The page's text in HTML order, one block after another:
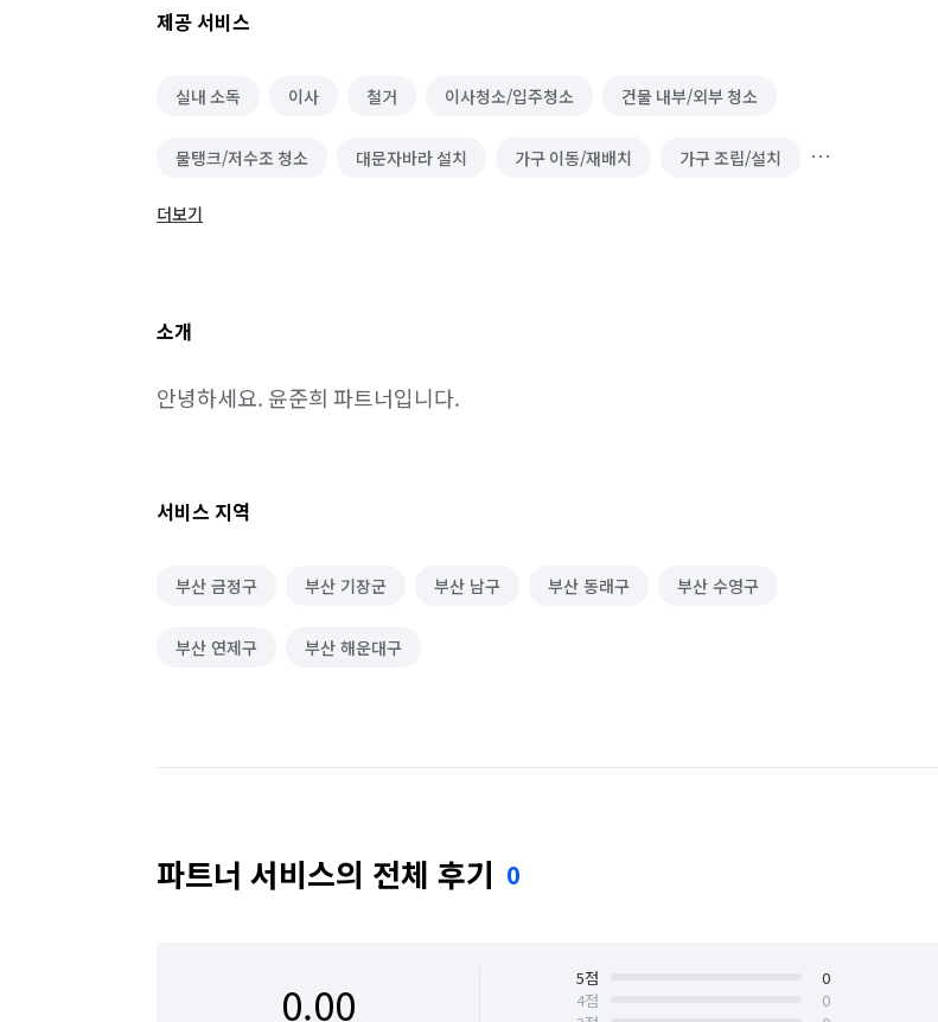
제공 서비스
실내 소독 이사 철거 이사청소/입주청소 건물 내부/외부 청소
물탱크/저수조 청소 대문자바라 설치 가구 이동/재배치 가구 조립/설치
방문 산책/간단 돌봄
더보기
소개
안녕하세요. 윤준희 파트너입니다.
서비스 지역
부산 금정구 부산 기장군 부산 남구 부산 동래구 부산 수영구
부산 연제구 부산 해운대구
파트너 서비스의 전체 후기 0
0.00 5점
0
4점
0